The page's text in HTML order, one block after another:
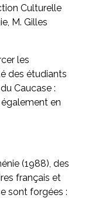
Culturelle
M. Gilles
les
des étudiants
Caucase :
en
(1988), des
français et
sont forgées :